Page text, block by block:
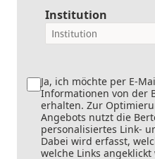
Institution
Ja, ich möchte per E-
Informationen von der
erhalten. Zur
Angebots nutzt die
personalisiertes Link-
Dabei wird erfasst,
welche Links